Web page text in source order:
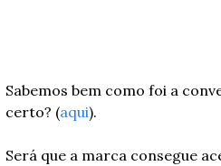
Sabemos bem como foi a
certo? (aqui).
Será que a marca consegue